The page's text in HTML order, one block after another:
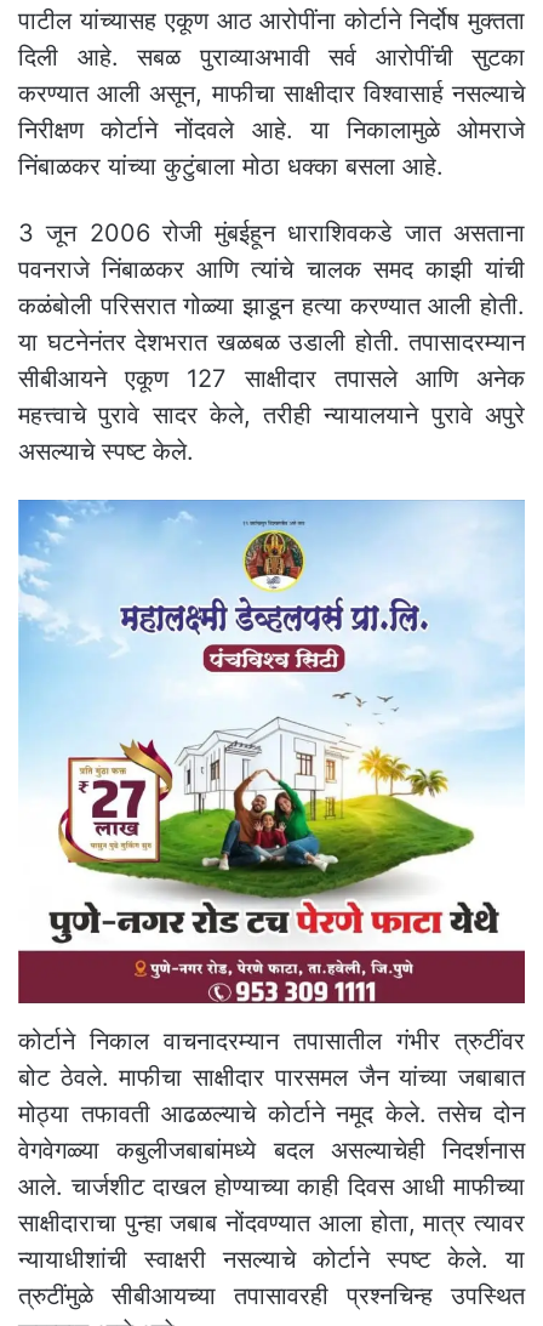
पाटील यांच्यासह एकूण आठ आरोपींना कोर्टाने निर्दोष मुक्तता
दिली आहे. सबळ पुराव्याअभावी सर्व आरोपींची सुटका
करण्यात आली असून, माफीचा साक्षीदार विश्वासार्ह नसल्याचे
निरीक्षण कोर्टाने नोंदवले आहे. या निकालामुळे ओमराजे
निंबाळकर यांच्या कुटुंबाला मोठा धक्का बसला आहे.
3 जून 2006 रोजी मुंबईहून धाराशिवकडे जात असताना
पवनराजे निंबाळकर आणि त्यांचे चालक समद काझी यांची
कळंबोली परिसरात गोळ्या झाडून हत्या करण्यात आली होती.
या घटनेनंतर देशभरात खळबळ उडाली होती. तपासादरम्यान
सीबीआयने एकूण 127 साक्षीदार तपासले आणि अनेक
महत्त्वाचे पुरावे सादर केले, तरीही न्यायालयाने पुरावे अपुरे
असल्याचे स्पष्ट केले.
कोर्टाने निकाल वाचनादरम्यान तपासातील गंभीर त्रुटींवर
बोट ठेवले. माफीचा साक्षीदार पारसमल जैन यांच्या जबाबात
मोठ्या तफावती आढळल्याचे कोर्टाने नमूद केले. तसेच दोन
वेगवेगळ्या कबुलीजबाबांमध्ये बदल असल्याचेही निदर्शनास
आले. चार्जशीट दाखल होण्याच्या काही दिवस आधी माफीच्या
साक्षीदाराचा पुन्हा जबाब नोंदवण्यात आला होता, मात्र त्यावर
न्यायाधीशांची स्वाक्षरी नसल्याचे कोर्टाने स्पष्ट केले. या
त्रुटींमुळे सीबीआयच्या तपासावरही प्रश्नचिन्ह उपस्थित